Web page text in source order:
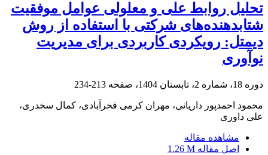
تحلیل روابط علی و معلولی عوامل موفقیت
شتابدهنده‌های شرکتی با استفاده از روش
دیمتل: رویکردی کاربردی برای مدیریت
نوآوری
دوره 18، شماره 2، تابستان 1404، صفحه 213-234
محمود احمدپور داریانی، مهران کرمی فخرآبادی، کمال سخدری،
علی داوری
مشاهده مقاله
اصل مقاله 1.26 M